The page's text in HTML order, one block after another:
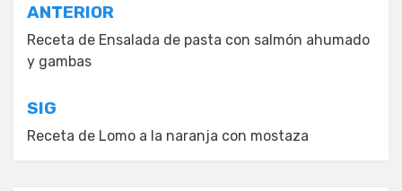
Navegación
de
entradas
ANTERIOR
Receta de Ensalada de pasta con salmón ahumado
y gambas
SIG
Receta de Lomo a la naranja con mostaza